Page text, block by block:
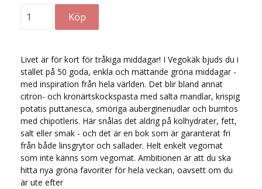
Livet är för kort för tråkiga middagar! I Vegokäk bjuds du i
stället på 50 goda, enkla och mättande gröna middagar -
med inspiration från hela världen. Det blir bland annat
citron- och kronärtskockspasta med salta mandlar, krispig
potatis puttanesca, smöriga auberginenudlar och burritos
med chipotleris. Här snålas det aldrig på kolhydrater, fett,
salt eller smak - och det är en bok som är garanterat fri
från både linsgrytor och sallader. Helt enkelt vegomat
som inte känns som vegomat. Ambitionen är att du ska
hitta nya gröna favoriter för hela veckan, oavsett om du
är ute efter